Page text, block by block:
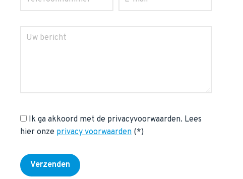
Ik ga akkoord met de privacyvoorwaarden. Lees
hier onze privacy voorwaarden (*)